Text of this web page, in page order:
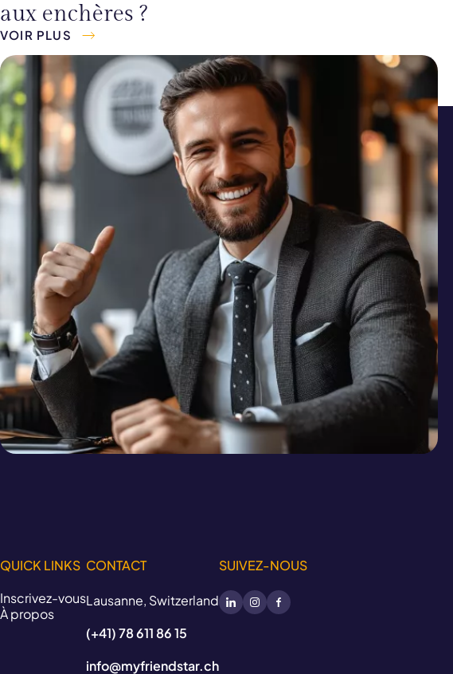
aux enchères ?
VOIR PLUS
Blocks
item
Image
QUICK LINKS
Inscrivez-vous
À propos
CONTACT
Lausanne, Switzerland
(+41) 78 611 86 15
info@myfriendstar.ch
SUIVEZ-NOUS